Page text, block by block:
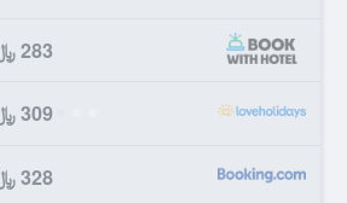
283 ﷼
309 ﷼
328 ﷼